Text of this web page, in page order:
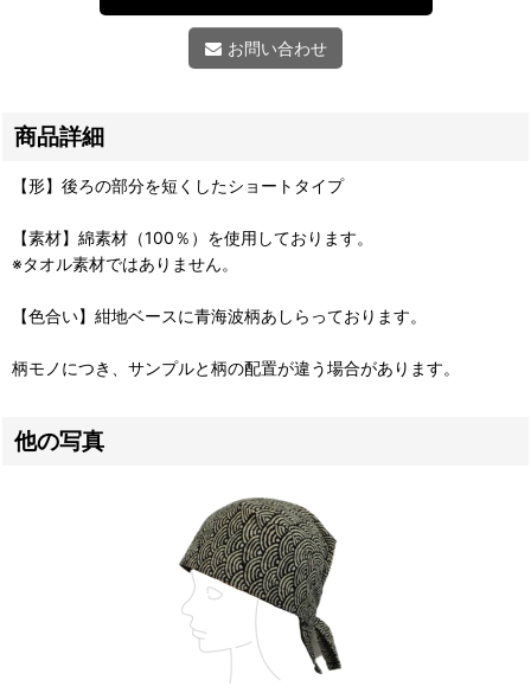
お問い合わせ
商品詳細
【形】後ろの部分を短くしたショートタイプ
【素材】綿素材（100％）を使用しております。
※タオル素材ではありません。
【色合い】紺地ベースに青海波柄あしらっております。
柄モノにつき、サンプルと柄の配置が違う場合があります。
他の写真